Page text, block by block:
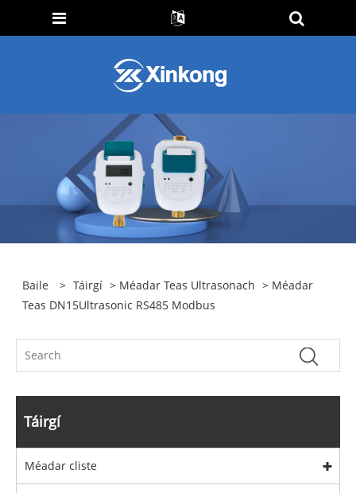
Baile > Táirgí > Méadar Teas Ultrasonach > Méadar
Teas DN15Ultrasonic RS485 Modbus
Táirgí
Méadar cliste